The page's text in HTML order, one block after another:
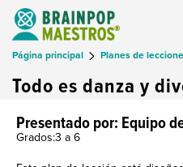
Página principal Planes de
Todo es danza y
Presentado por: Equipo
Grados:3 a 6